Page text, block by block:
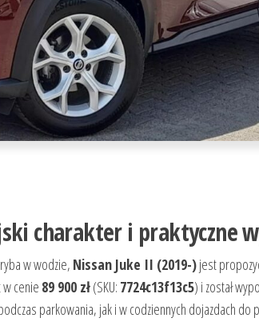
charakter i praktyczne
w wodzie, Nissan Juke II (2019-)jest
cenie 89 900 zł(SKU: 7724c13f13c5) i został
parkowania, jak i w codziennych dojazdach do